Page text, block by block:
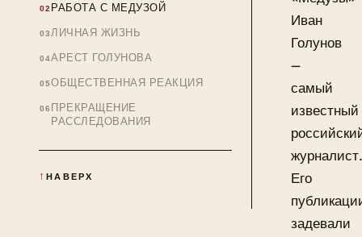
РАБОТА С МЕДУЗОЙ
ЛИЧНАЯ ЖИЗНЬ
АРЕСТ ГОЛУНОВА
ОБЩЕСТВЕННАЯ РЕАКЦИЯ
ПРЕКРАЩЕНИЕ
РАССЛЕДОВАНИЯ
НАВЕРХ
Иван
Голунов
—
самый
известный
журналист.
Его
задевали